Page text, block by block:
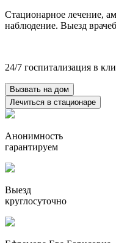
Стационарное лечение,
наблюдение. Выезд
24/7 госпитализация в
Вызвать на дом
Лечиться в стационаре
Анонимность
гарантируем
Выезд
круглосуточно